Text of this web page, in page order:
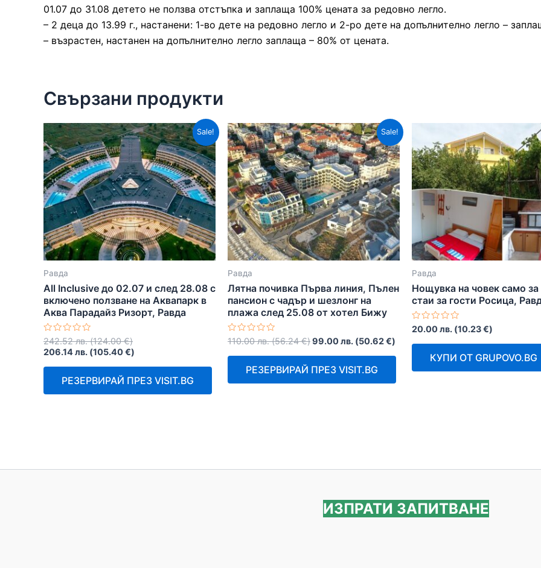
01.07 до 31.08 детето не ползва отстъпка и заплаща 100% цената за редовно легло.
– 2 деца до 13.99 г., настанени: 1-во дете на редовно легло и 2-ро дете на допълнително легло –
– възрастен, настанен на допълнително легло заплаща – 80% от цената.
Свързани продукти
Sale!
Равда
All Inclusive до 02.07 и след 28.08 с
включено ползване на Аквапарк в
Аква Парадайз Ризорт, Равда
Оценено
с
0
5
242.52лв. (124.00€)
206.14лв. (105.40€)
РЕЗЕРВИРАЙ ПРЕЗ VISIT.BG
Sale!
Равда
Лятна почивка Първа линия, Пълен
пансион с чадър и шезлонг на
плажа след 25.08 от хотел Бижу
Оценено
с
0
110.00лв. (56.24€)99.00лв. (50.62€)
РЕЗЕРВИРАЙ ПРЕЗ VISIT.BG
Равда
Нощувка на човек само за
стаи за гости Росица,
Оценено
с
0
20.00лв. (10.23€)
КУПИ ОТ GRUPOVO.BG
ИЗПРАТИ ЗАПИТВАНЕ